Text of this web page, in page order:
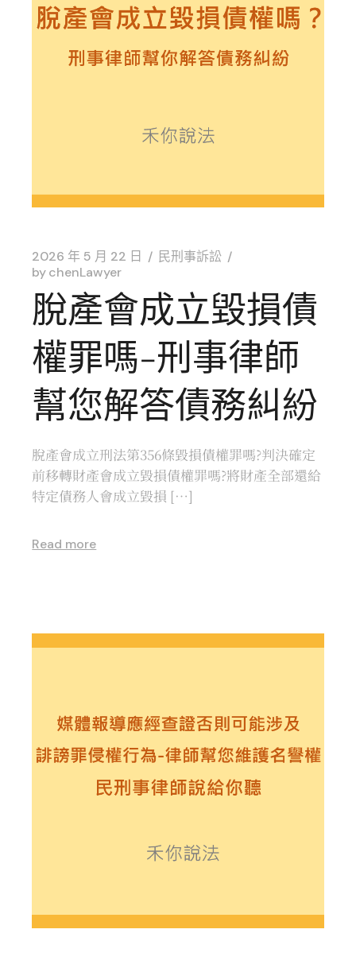
2026 年 5 月 22 日
民刑事訴訟
bychenLawyer
脫產會成立毀損債
權罪嗎-刑事律師
幫您解答債務糾紛
脫產會成立刑法第356條毀損債權罪嗎?判決確定
前移轉財產會成立毀損債權罪嗎?將財產全部還給
特定債務人會成立毀損 […]
Read more